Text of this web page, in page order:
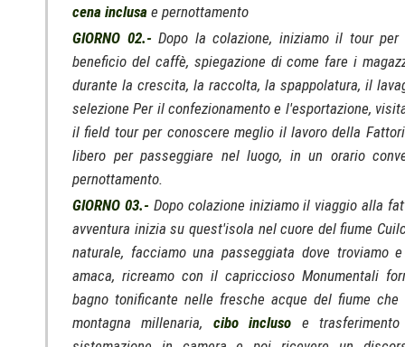
cena inclusa e pernottamento
GIORNO 02.- Dopo la colazione, iniziamo il tour
beneficio del caffè, spiegazione di come fare i
durante la crescita, la raccolta, la spappolatura, il
selezione Per il confezionamento e l'esportazione,
il field tour per conoscere meglio il lavoro della
libero per passeggiare nel luogo, in un orario
pernottamento.
GIORNO 03.- Dopo colazione iniziamo il viaggio alla
avventura inizia su quest'isola nel cuore del fiume
naturale, facciamo una passeggiata dove troviamo
amaca, ricreamo con il capriccioso Monumentali
bagno tonificante nelle fresche acque del fiume
montagna millenaria, cibo incluso e